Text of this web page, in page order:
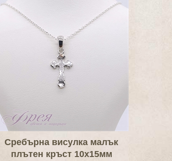
Сребърна висулка малък
плътен кръст 10х15мм